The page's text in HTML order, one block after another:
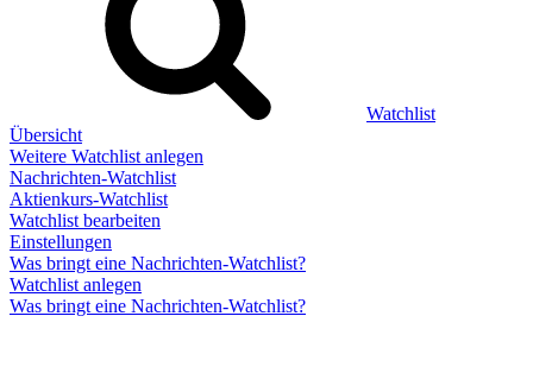
Watchlist
Übersicht
Weitere Watchlist anlegen
Nachrichten-Watchlist
Aktienkurs-Watchlist
Watchlist bearbeiten
Einstellungen
Was bringt eine Nachrichten-Watchlist?
Watchlist anlegen
Was bringt eine Nachrichten-Watchlist?